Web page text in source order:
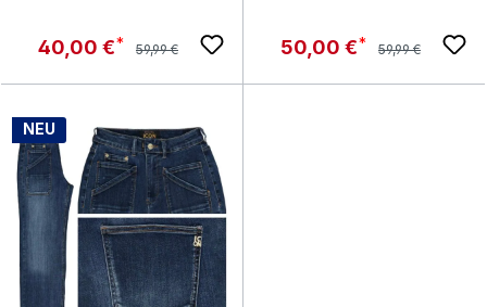
Verkaufspreis:
40,00 € Regulärer Preis:
59,99 € Verkaufspreis:
50,00 € Regulärer Preis:
59,99 €
NEU